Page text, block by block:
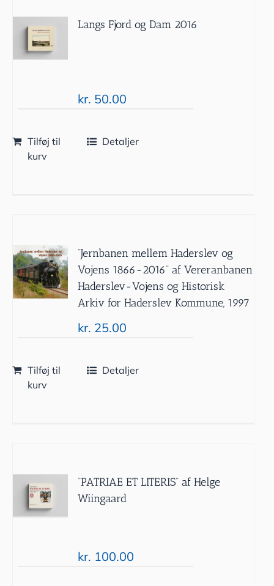
Langs Fjord og Dam 2016
kr. 50.00
Tilføj til
kurv
Detaljer
”Jernbanen mellem Haderslev og
Vojens 1866-2016” af Vereranbanen
Haderslev-Vojens og Historisk
Arkiv for Haderslev Kommune, 1997
kr. 25.00
Tilføj til
kurv
Detaljer
“PATRIAE ET LITERIS” af Helge
Wiingaard
kr. 100.00